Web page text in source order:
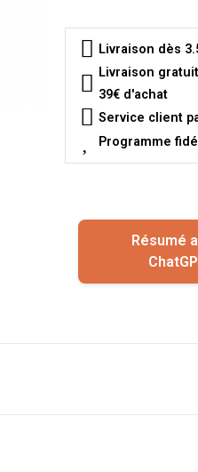
Livraison dès
Livraison
39€ d'achat
Service client
Programme
Résumé